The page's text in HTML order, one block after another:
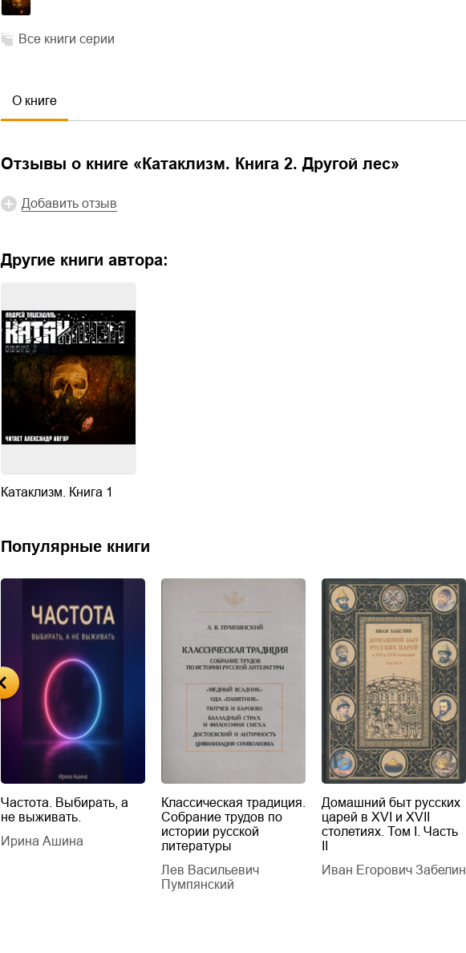
Все книги серии
О книге
Отзывы о книге « Катаклизм. Книга 2. Другой лес»
Добавить отзыв
Другие книги автора:
Катаклизм. Книга 1
Популярные книги
Частота. Выбирать, а
не выживать.
Ирина Ашина
Классическая традиция.
Собрание трудов по
истории русской
литературы
Лев Васильевич
Пумпянский
Домашний быт русских
царей в XVI и XVII
столетиях. Том I. Часть
Иван Егорович Забелин